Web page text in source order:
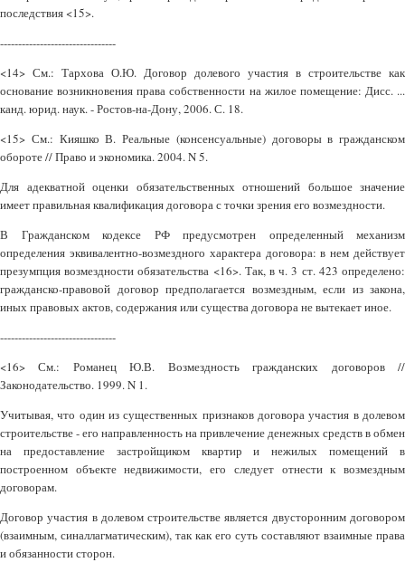
последствия <15>.
--------------------------------
<14> См.: Тархова О.Ю. Договор долевого участия в строительстве как
основание возникновения права собственности на жилое помещение: Дисс. ...
канд. юрид. наук. - Ростов-на-Дону, 2006. С. 18.
<15> См.: Кияшко В. Реальные (консенсуальные) договоры в гражданском
обороте // Право и экономика. 2004. N 5.
Для адекватной оценки обязательственных отношений большое значение
имеет правильная квалификация договора с точки зрения его возмездности.
В Гражданском кодексе РФ предусмотрен определенный механизм
определения эквивалентно-возмездного характера договора: в нем действует
презумпция возмездности обязательства <16>. Так, в ч. 3 ст. 423 определено:
гражданско-правовой договор предполагается возмездным, если из закона,
иных правовых актов, содержания или существа договора не вытекает иное.
--------------------------------
<16> См.: Романец Ю.В. Возмездность гражданских договоров //
Законодательство. 1999. N 1.
Учитывая, что один из существенных признаков договора участия в долевом
строительстве - его направленность на привлечение денежных средств в обмен
на предоставление застройщиком квартир и нежилых помещений в
построенном объекте недвижимости, его следует отнести к возмездным
договорам.
Договор участия в долевом строительстве является двусторонним договором
(взаимным, синаллагматическим), так как его суть составляют взаимные права
и обязанности сторон.